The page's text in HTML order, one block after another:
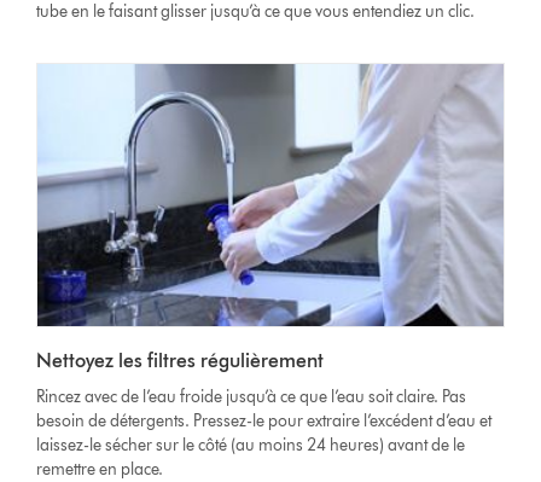
tube en le faisant glisser jusqu’à ce que vous entendiez un clic.
Nettoyez les filtres régulièrement
Rincez avec de l’eau froide jusqu’à ce que l’eau soit claire. Pas
besoin de détergents. Pressez-le pour extraire l’excédent d’eau et
laissez-le sécher sur le côté (au moins 24 heures) avant de le
remettre en place.